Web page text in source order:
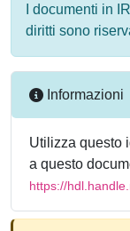
I documenti in
diritti sono
Informazioni
Utilizza questo
a questo
https://